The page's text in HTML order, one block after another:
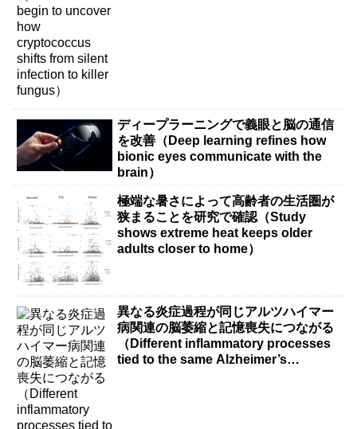
ディープラーニングで義眼と脳の通信
を改善（Deep learning refines how
bionic eyes communicate with the
brain）
極端な暑さによって高齢者の生活圏が
狭まることを研究で確認（Study
shows extreme heat keeps older
adults closer to home）
異なる炎症過程が同じアルツハイマー
病関連の脳萎縮と記憶喪失につながる
（Different inflammatory processes
tied to the same Alzheimer’s